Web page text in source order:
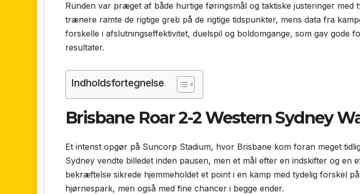
Runden var præget af både hurtige føringsmål og taktiske justeringer med
trænere ramte de rigtige greb på de rigtige tidspunkter, mens data fra
forskelle i afslutningseffektivitet, duelspil og boldomgange, som gav gode
resultater.
Indholdsfortegnelse
Brisbane Roar 2-2 Western Sydney
Et intenst opgør på Suncorp Stadium, hvor Brisbane kom foran meget
Sydney vendte billedet inden pausen, men et mål efter en indskifter og en
bekræftelse sikrede hjemmeholdet et point i en kamp med tydelig forskel
hjørnespark, men også med fine chancer i begge ender.